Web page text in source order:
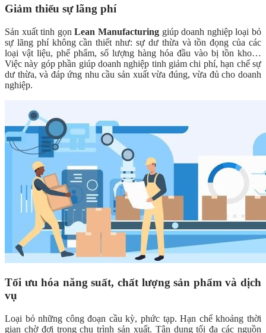
Giảm thiểu sự lãng phí
Sản xuất tinh gọnLean Manufacturing giúp doanh nghiệp loại bỏ
sự lãng phí không cần thiết như: sự dư thừa và tồn đọng của các
loại vật liệu, phế phẩm, số lượng hàng hóa đầu vào bị tồn kho…
Việc này góp phần giúp doanh nghiệp tinh giảm chi phí, hạn chế sự
dư thừa, và đáp ứng nhu cầu sản xuất vừa đúng, vừa đủ cho doanh
nghiệp.
Tối ưu hóa năng suất, chất lượng sản phẩm và dịch
vụ
Loại bỏ những công đoạn cầu kỳ, phức tạp. Hạn chế khoảng thời
gian chờ đợi trong chu trình sản xuất. Tận dụng tối đa các nguồn